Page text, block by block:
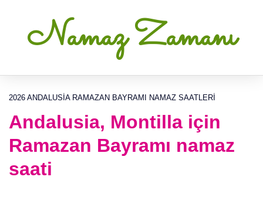
Namaz Zamanı
2026 ANDALUSIA RAMAZAN BAYRAMI NAMAZ SAATLERI
Andalusia, Montilla için
Ramazan Bayramı namaz
saati